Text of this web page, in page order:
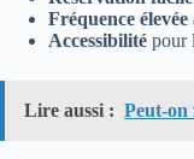
Fréquence élevée
Accessibilité pour
Lire aussi : Peut-on